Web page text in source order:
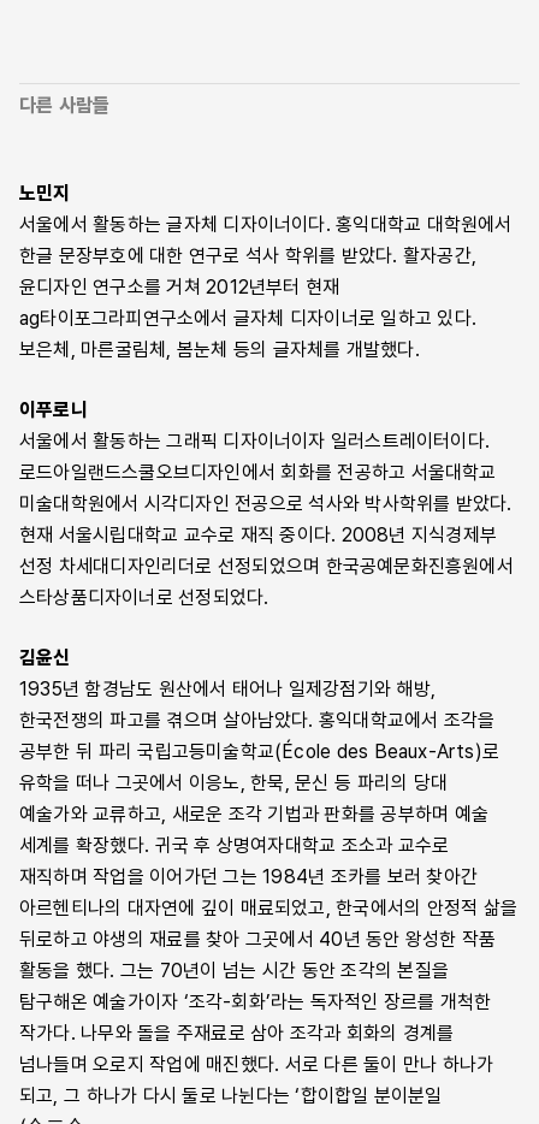
다른 사람들
노민지
서울에서 활동하는 글자체 디자이너이다. 홍익대학교 대학원에서
한글 문장부호에 대한 연구로 석사 학위를 받았다. 활자공간,
윤디자인 연구소를 거쳐 2012년부터 현재
ag타이포그라피연구소에서 글자체 디자이너로 일하고 있다.
보은체, 마른굴림체, 봄눈체 등의 글자체를 개발했다.
이푸로니
서울에서 활동하는 그래픽 디자이너이자 일러스트레이터이다.
로드아일랜드스쿨오브디자인에서 회화를 전공하고 서울대학교
미술대학원에서 시각디자인 전공으로 석사와 박사학위를 받았다.
현재 서울시립대학교 교수로 재직 중이다. 2008년 지식경제부
선정 차세대디자인리더로 선정되었으며 한국공예문화진흥원에서
스타상품디자이너로 선정되었다.
김윤신
1935년 함경남도 원산에서 태어나 일제강점기와 해방,
한국전쟁의 파고를 겪으며 살아남았다. 홍익대학교에서 조각을
공부한 뒤 파리 국립고등미술학교(École des Beaux-Arts)로
유학을 떠나 그곳에서 이응노, 한묵, 문신 등 파리의 당대
예술가와 교류하고, 새로운 조각 기법과 판화를 공부하며 예술
세계를 확장했다. 귀국 후 상명여자대학교 조소과 교수로
재직하며 작업을 이어가던 그는 1984년 조카를 보러 찾아간
아르헨티나의 대자연에 깊이 매료되었고, 한국에서의 안정적 삶을
뒤로하고 야생의 재료를 찾아 그곳에서 40년 동안 왕성한 작품
활동을 했다. 그는 70년이 넘는 시간 동안 조각의 본질을
탐구해온 예술가이자 ‘조각-회화’라는 독자적인 장르를 개척한
작가다. 나무와 돌을 주재료로 삼아 조각과 회화의 경계를
넘나들며 오로지 작업에 매진했다. 서로 다른 둘이 만나 하나가
되고, 그 하나가 다시 둘로 나뉜다는 ‘합이합일 분이분일